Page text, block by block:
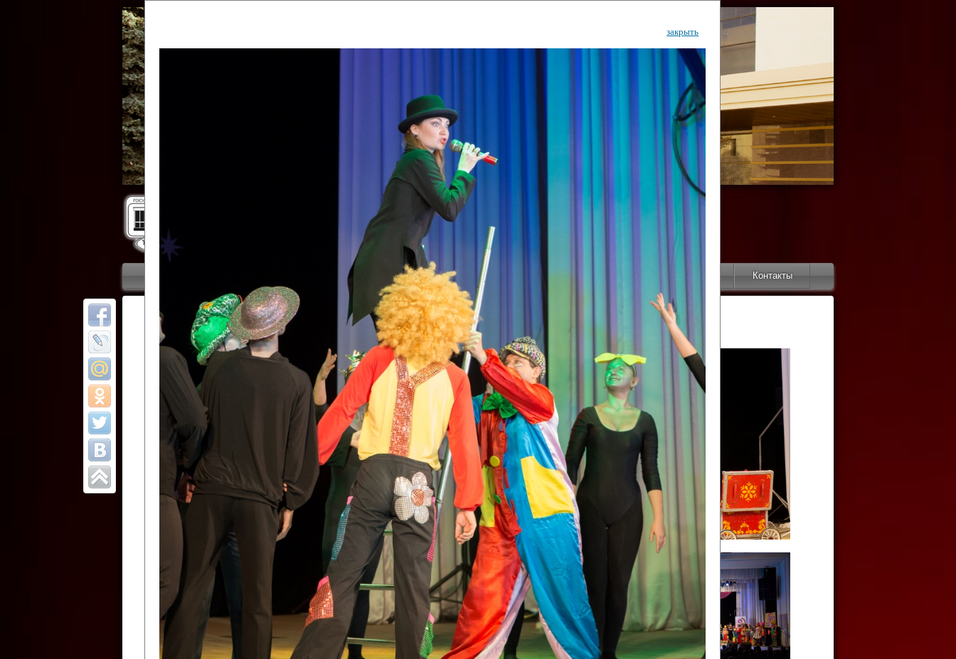
Государственный культурный центр
Дворец Республики
Новости Афиша Арт-монитор Контакты
ОТЧЕТЫ ГКЦ "ДВОРЕЦ РЕСПУБЛИКИ"
закрыть
Все отчеты
Финал Республиканского фестиваля
цирковых коллективов "Созвездие
Приднестровского цирка"
Участники фестиваля:
Образцовый эстрадно-цирковой коллектив «Ровесник» Дом культуры с.
Протягайловка, г. Бендеры , руководитель Рогожинер Светлана Георгиевна
Народный цирковой клоунский коллектив «Шари-вари» МУ «Культурно-
досуговый центр «Шелковик» г.Бендеры, руководители Отличные работники
культуры Приднестровской Молдавской Республики Алёна Александровна и
Олег Степанович Райлян;
Народный цирковой коллектив «Энтузиасты» Дома культуры с. Делакеу,
Григориопольского района, руководитель Отличный работник культуры
Приднестровской Молдавской Республики Пётр Петрович Дижмару;
Народный цирковой коллектив «Сперанца» Дома культуры посёлка Красное,
Слободзейского района, руководитель Отличный работник культуры
Приднестровской Молдавской Республики Анжела Владимировна